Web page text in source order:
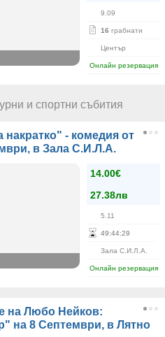
9.09
16 грабнати
Център
Онлайн резервация
и спортни събития
накратко" - комедия от
в Зала С.И.Л.А.
14.00€
27.38лв
5.11
49:44:28
Зала С.И.Л.А.
Онлайн резервация
на Любо Нейков:
на 8 Септември, в Лятно